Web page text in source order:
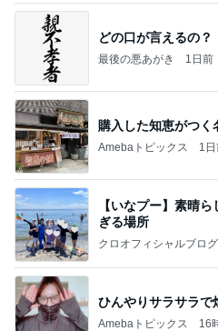
どの口が言えるの？
最後の悪あがき 1日前
購入した知恵がつく
Amebaトピックス 1
【いなプー】素晴
ぎる場所
クロオフィシャルブロ
ひんやりサラサラで
Amebaトピックス 16